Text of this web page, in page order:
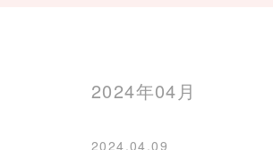
2024年04月
2024.04.09